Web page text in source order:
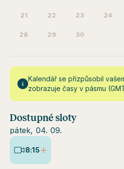
21 22 23 24
28 29 30
Kalendář se přizpůsobil
zobrazuje časy v pásmu
Dostupné sloty
pátek, 04. 09.
8:15